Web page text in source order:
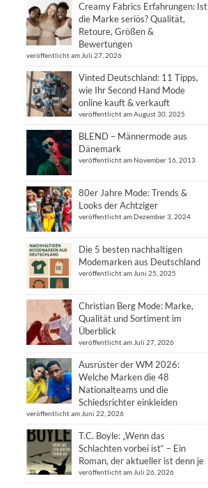
Creamy Fabrics Erfahrungen: Ist
die Marke seriös? Qualität,
Retoure, Größen &
Bewertungen
veröffentlicht am Juli 27, 2026
Vinted Deutschland: 11 Tipps,
wie Ihr Second Hand Mode
online kauft & verkauft
veröffentlicht am August 30, 2025
BLEND – Männermode aus
Dänemark
veröffentlicht am November 16, 2013
80er Jahre Mode: Trends &
Looks der Achtziger
veröffentlicht am Dezember 3, 2024
Die 5 besten nachhaltigen
Modemarken aus Deutschland
veröffentlicht am Juni 25, 2025
Christian Berg Mode: Marke,
Qualität und Sortiment im
Überblick
veröffentlicht am Juli 27, 2026
Ausrüster der WM 2026:
Welche Marken die 48
Nationalteams und die
Schiedsrichter einkleiden
veröffentlicht am Juni 22, 2026
T.C. Boyle: „Wenn das
Schlachten vorbei ist“ – Ein
Roman, der aktueller ist denn je
veröffentlicht am Juli 26, 2026